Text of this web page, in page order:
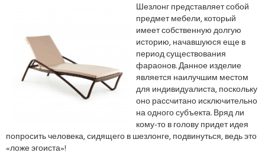
Шезлонг представляет собой
предмет мебели, который
имеет собственную долгую
историю, начавшуюся еще в
период существования
фараонов. Данное изделие
является наилучшим местом
для индивидуалиста, поскольку
оно рассчитано исключительно
на одного субъекта. Вряд ли
кому-то в голову придет идея
попросить человека, сидящего в шезлонге, подвинуться, ведь это
«ложе эгоиста»!